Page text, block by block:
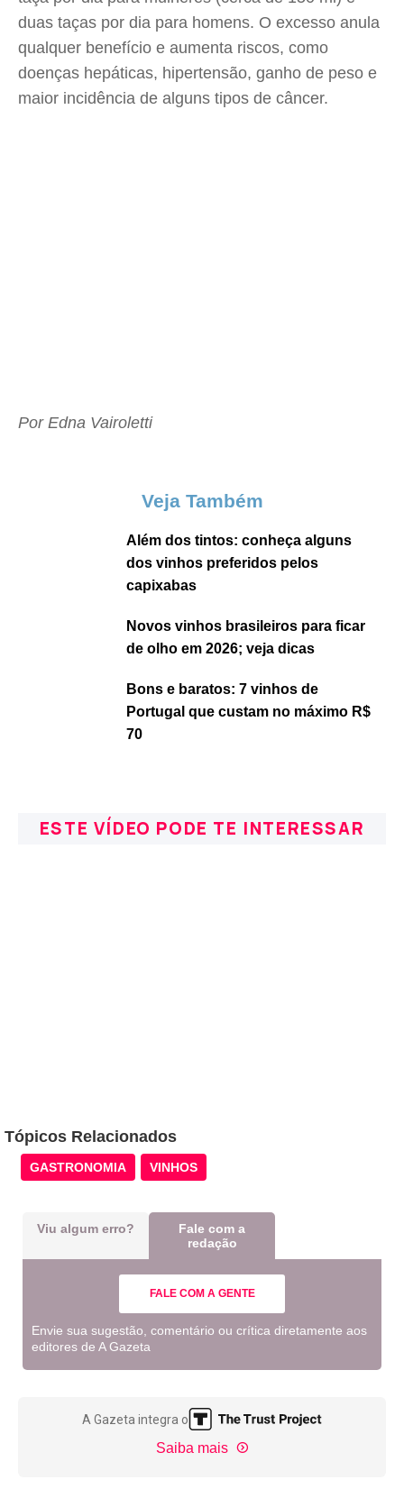
duas taças por dia para homens. O excesso anula
qualquer benefício e aumenta riscos, como
doenças hepáticas, hipertensão, ganho de peso e
maior incidência de alguns tipos de câncer.
Por Edna Vairoletti
Veja Também
Além dos tintos: conheça alguns
dos vinhos preferidos pelos
capixabas
Novos vinhos brasileiros para ficar
de olho em 2026; veja dicas
Bons e baratos: 7 vinhos de
Portugal que custam no máximo R$
70
ESTE VÍDEO PODE TE INTERESSAR
Tópicos Relacionados
GASTRONOMIA VINHOS
Viu algum erro?
Fale com a
redação
FALE COM A GENTE
Envie sua sugestão, comentário ou crítica diretamente aos
editores de A Gazeta
A Gazeta integra o
Saiba mais